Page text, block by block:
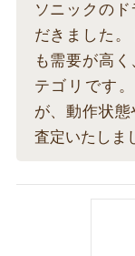
ソニックの
だきました
も需要が高
テゴリです
が、動作状
査定いたしま